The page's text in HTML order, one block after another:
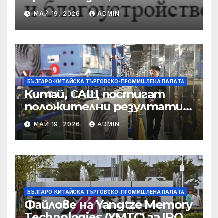
предприятията, ще се
съсредоточи върху
борбата с
корпоративната
престъпност
МАЙ 19, 2026 ADMIN
БЪЛГАРО-КИТАЙСКА ТЪРГОВСКО-ПРОМИШЛЕНА ПАЛAТА
Китай, САЩ постигат
положителни резултати в
икономическите и
търговски консултации:
министерство
МАЙ 19, 2026 ADMIN
БЪЛГАРО-КИТАЙСКА ТЪРГОВСКО-ПРОМИШЛЕНА ПАЛAТА
Файлове на Yangtze Memory